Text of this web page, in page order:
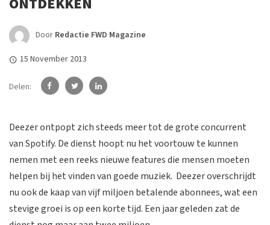
Door Redactie FWD Magazine
15 November 2013
Delen:
Deezer ontpopt zich steeds meer tot de grote concurrent
van Spotify. De dienst hoopt nu het voortouw te kunnen
nemen met een reeks nieuwe features die mensen moeten
helpen bij het vinden van goede muziek. Deezer overschrijdt
nu ook de kaap van vijf miljoen betalende abonnees, wat een
stevige groei is op een korte tijd. Een jaar geleden zat de